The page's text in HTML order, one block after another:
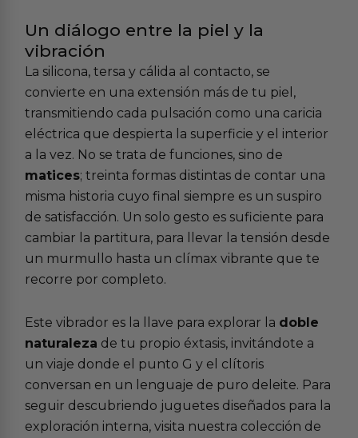
Un diálogo entre la piel y la
vibración
La silicona, tersa y cálida al contacto, se
convierte en una extensión más de tu piel,
transmitiendo cada pulsación como una caricia
eléctrica que despierta la superficie y el interior
a la vez. No se trata de funciones, sino de
matices; treinta formas distintas de contar una
misma historia cuyo final siempre es un suspiro
de satisfacción. Un solo gesto es suficiente para
cambiar la partitura, para llevar la tensión desde
un murmullo hasta un clímax vibrante que te
recorre por completo.
Este vibrador es la llave para explorar la doble
naturaleza de tu propio éxtasis, invitándote a
un viaje donde el punto G y el clítoris
conversan en un lenguaje de puro deleite. Para
seguir descubriendo juguetes diseñados para la
exploración interna, visita nuestra colección de